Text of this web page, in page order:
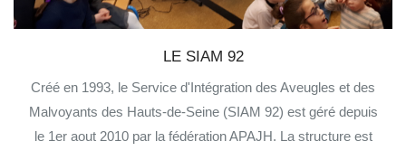
LE SIAM 92
Créé en 1993, le Service d'Intégration des Aveugles et des
Malvoyants des Hauts-de-Seine (SIAM 92) est géré depuis
le 1er aout 2010 par la fédération APAJH. La structure est